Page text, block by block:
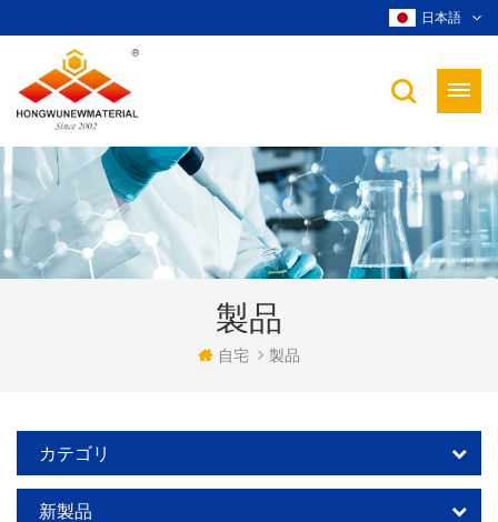
日本語
製品
自宅 製品
カテゴリ
新製品